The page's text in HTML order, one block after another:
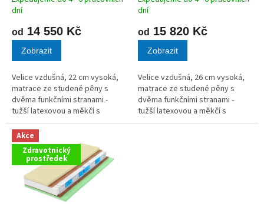
dní
od 14 550 Kč
Zobrazit
Velice vzdušná, 22 cm vysoká,
matrace ze studené pěny s
dvěma funkčními stranami -
tužší latexovou a měkčí s
paměťovou pěnou.
dní
od 15 820 Kč
Zobrazit
Velice vzdušná, 26 cm vysoká,
matrace ze studené pěny s
dvěma funkčními stranami -
tužší latexovou a měkčí s
paměťovou pěnou.
Akce
Zdravotnický
prostředek